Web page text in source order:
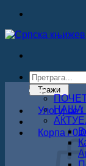
Products
search
Тражи
Улогуј се /
Корпа /